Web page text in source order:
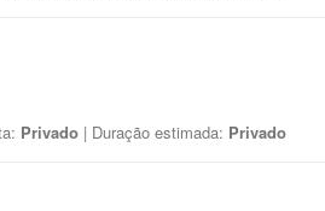
Privado | Duração estimada: Privado